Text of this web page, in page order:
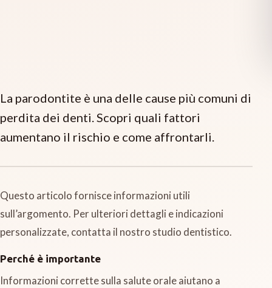
La parodontite è una delle cause più comuni di
perdita dei denti. Scopri quali fattori
aumentano il rischio e come affrontarli.
Questo articolo fornisce informazioni utili
sull’argomento. Per ulteriori dettagli e indicazioni
personalizzate, contatta il nostro studio dentistico.
Perché è importante
Informazioni corrette sulla salute orale aiutano a